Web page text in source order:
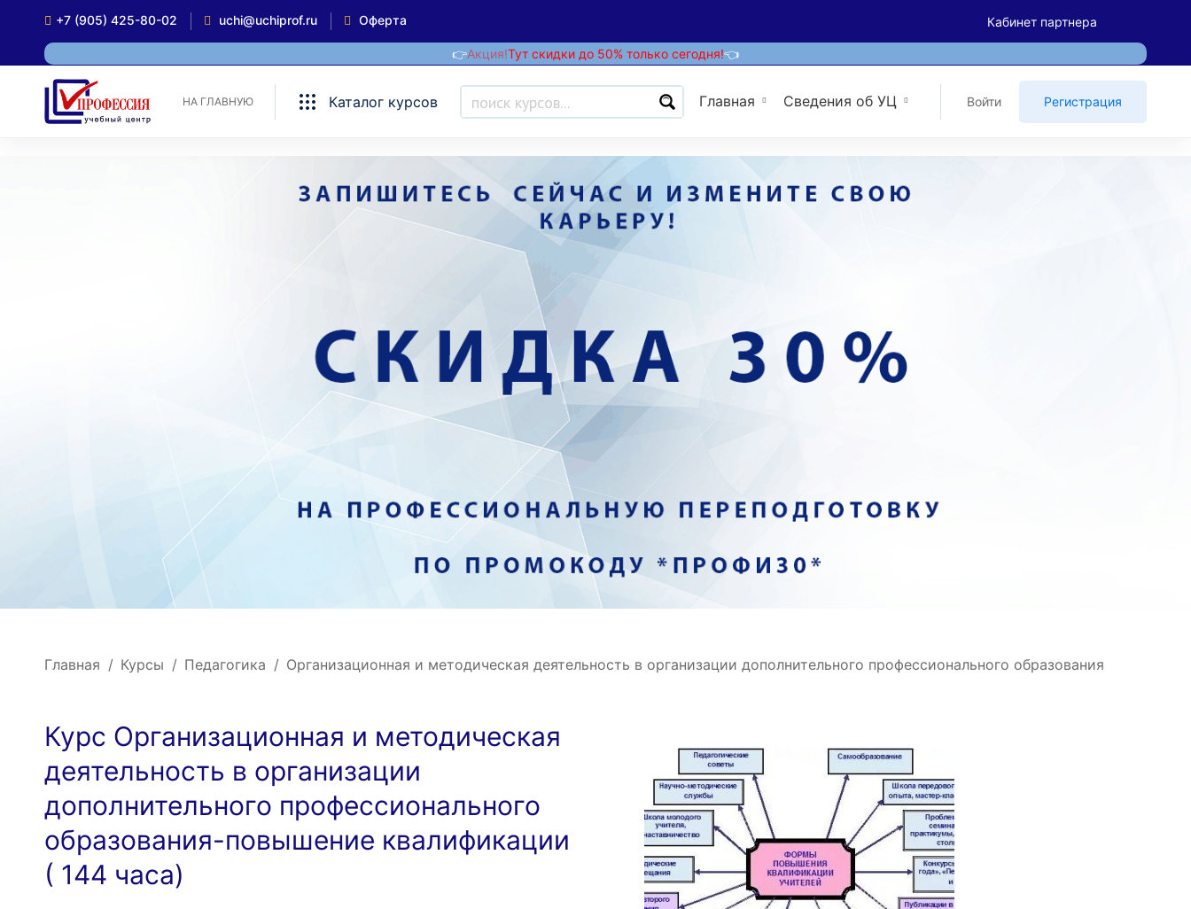
+7 (905) 425-80-02 uchi@uchiprof.ru Оферта Кабинет партнера
👉Акция!Тут скидки до 50% только сегодня!👈
НА ГЛАВНУЮ Каталог курсов Главная Сведения об УЦ Войти Регистрация
Главная Курсы Педагогика Организационная и методическая деятельность в организации дополнительного профессионального образования
Курс Организационная и методическая
деятельность в организации
дополнительного профессионального
образования-повышение квалификации
( 144 часа)